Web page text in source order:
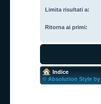
Limita risultati a:
Ritorna ai primi:
Indice
© Absolution Style by